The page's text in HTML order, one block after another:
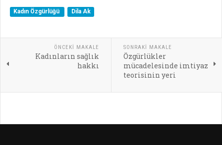
Kadın Özgürlüğü Dila Ak
ÖNCEKI MAKALE
Kadınların sağlık
hakkı
SONRAKI MAKALE
Özgürlükler
mücadelesinde imtiyaz
teorisinin yeri